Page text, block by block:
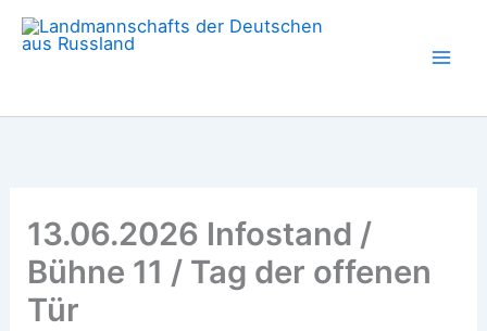
Zum
Inhalt
13.06.2026 Infostand /
Bühne 11 / Tag der offenen
Tür